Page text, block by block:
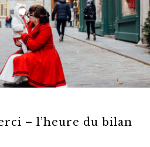
– l’heure du bilan